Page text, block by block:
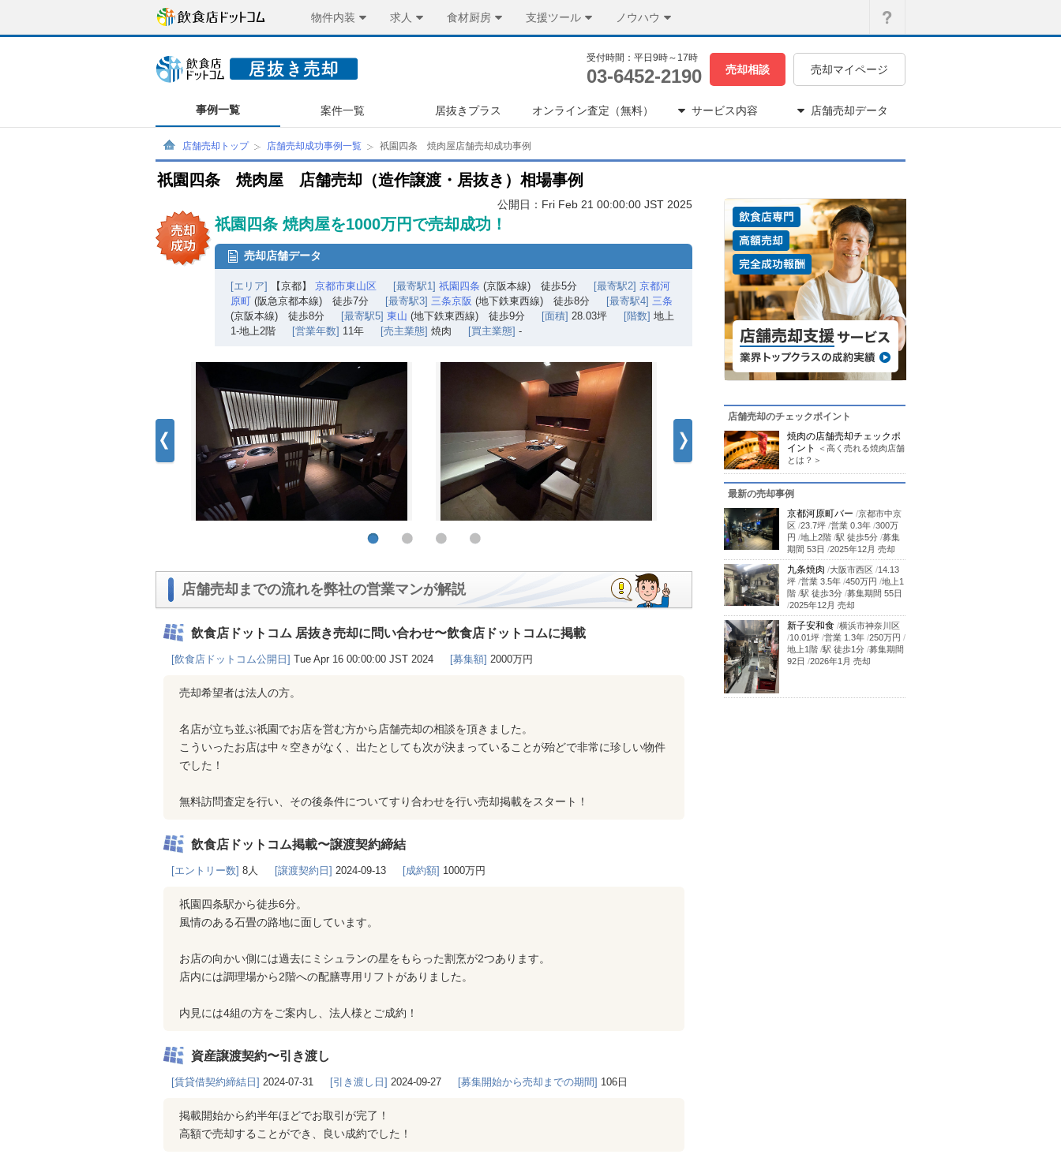
物件内装 求人 食材厨房 支援ツール ノウハウ
受付時間：平日9時～17時
03-6452-2190 売却相談 売却マイページ
事例一覧 案件一覧 居抜きプラス オンライン査定（無料） サービス内容 店舗売却データ
店舗売却トップ 店舗売却成功事例一覧 祇園四条 焼肉屋店舗売却成功事例
祇園四条 焼肉屋 店舗売却（造作譲渡・居抜き）相場事例
公開日：Fri Feb 21 00:00:00 JST 2025
祇園四条 焼肉屋を1000万円で売却成功！
売却店舗データ
[エリア] 【京都】 京都市東山区 [最寄駅1] 祇園四条 (京阪本線) 徒歩5分 [最寄駅2] 京都河
原町 (阪急京都本線) 徒歩7分 [最寄駅3] 三条京阪 (地下鉄東西線) 徒歩8分 [最寄駅4] 三条
(京阪本線) 徒歩8分
[最寄駅5] 東山 (地下鉄東西線) 徒歩9分 [面積] 28.03坪 [階数] 地上
1-地上2階
[営業年数] 11年 [売主業態] 焼肉 [買主業態] -
店舗売却までの流れを弊社の営業マンが解説
飲食店ドットコム 居抜き売却に問い合わせ〜飲食店ドットコムに掲載
[飲食店ドットコム公開日] Tue Apr 16 00:00:00 JST 2024 [募集額] 2000万円
売却希望者は法人の方。
名店が立ち並ぶ祇園でお店を営む方から店舗売却の相談を頂きました。
こういったお店は中々空きがなく、出たとしても次が決まっていることが殆どで非常に珍しい物件
でした！
無料訪問査定を行い、その後条件についてすり合わせを行い売却掲載をスタート！
飲食店ドットコム掲載〜譲渡契約締結
[エントリー数] 8人 [譲渡契約日] 2024-09-13 [成約額] 1000万円
祇園四条駅から徒歩6分。
風情のある石畳の路地に面しています。
お店の向かい側には過去にミシュランの星をもらった割烹が2つあります。
店内には調理場から2階への配膳専用リフトがありました。
内見には4組の方をご案内し、法人様とご成約！
資産譲渡契約〜引き渡し
[賃貸借契約締結日] 2024-07-31 [引き渡し日] 2024-09-27 [募集開始から売却までの期間] 106日
掲載開始から約半年ほどでお取引が完了！
高額で売却することができ、良い成約でした！
店舗売却のチェックポイント
焼肉の店舗売却チェックポ
イント
＜高く売れる焼肉店舗
とは？＞
最新の売却事例
京都河原町バー /京都市中京
区 /23.7坪 /営業 0.3年 /300万
円 /地上2階 /駅 徒歩5分 /募集
期間 53日 /2025年12月 売却
九条焼肉 /大阪市西区 /14.13
坪 /営業 3.5年 /450万円 /地上1
階 /駅 徒歩3分 /募集期間 55日
/2025年12月 売却
新子安和食 /横浜市神奈川区
/10.01坪 /営業 1.3年 /250万円 /
地上1階 /駅 徒歩1分 /募集期間
92日 /2026年1月 売却